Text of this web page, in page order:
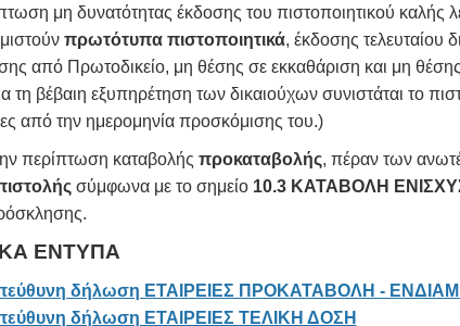
μη δυνατότητας έκδοσης του πιστοποιητικού καλής
πρωτότυπα πιστοποιητικά, έκδοσης τελευταίου
από Πρωτοδικείο, μη θέσης σε εκκαθάριση και μη
βέβαιη εξυπηρέτηση των δικαιούχων συνιστάται το
από την ημερομηνία προσκόμισης του.)
περίπτωση καταβολής προκαταβολής, πέραν των
σύμφωνα με το σημείο 10.3 ΚΑΤΑΒΟΛΗ
ΕΝΤΥΠΑ
δήλωση ΕΤΑΙΡΕΙΕΣ ΠΡΟΚΑΤΑΒΟΛΗ -
δήλωση ΕΤΑΙΡΕΙΕΣ ΤΕΛΙΚΗ ΔΟΣΗ